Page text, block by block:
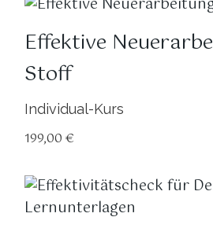
Effektive
Stoff
Individual-Kurs
199,00€